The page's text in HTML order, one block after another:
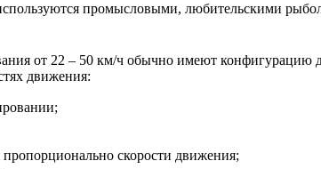
промысловыми, любительскими
от 22 – 50 км/ч обычно имеют
движения:
скорости движения;